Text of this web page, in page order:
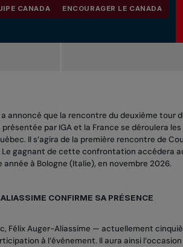
CANADA ENCOURAGER LE CANADA
annoncé que la rencontre du deuxième tour
présentée par IGA et la France se déroulera
Il s’agira de la première rencontre de
Le gagnant de cette confrontation accédera
à Bologne (Italie), en novembre 2026.
CONFIRME SA PRÉSENCE
Félix Auger-Aliassime — actuellement
à l’événement. Il aura ainsi